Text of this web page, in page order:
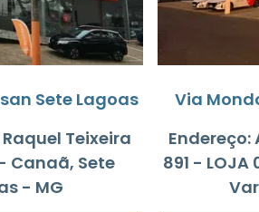
Sete Lagoas
Teixeira
Canaã, Sete
- MG
Via
Endereço:
891 -